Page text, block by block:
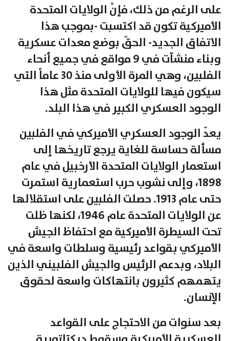
على الرغم من ذلك، فإنَّ الولايات المتحدة
الأميركية تكون قد اكتسبت -بموجب هذا
الاتفاق الجديد- الحقّ بوضع معدات عسكرية
وبناء منشآت في 9 مواقع في جميع أنحاء
الفلبين، وهي المرة الأولى منذ 30 عاماً التي
سيكون فيها للولايات المتحدة مثل هذا
الوجود العسكري الكبير في هذا البلد.
يعدّ الوجود العسكري الأميركي في الفلبين
مسألة حساسة للغاية يرجع تاريخها إلى
استعمار الولايات المتحدة الأرخبيل في عام
1898، وإلى نشوب حرب استعمارية استمرت
حتى عام 1913. حصلت الفلبين على استقلالها
عن الولايات المتحدة عام 1946، لكنها ظلت
تحت السيطرة الأميركية مع احتفاظ الجيش
الأميركي بقواعد رئيسية وسلطات واسعة في
البلاد، وبدعم الرئيس والجيش الفلبيني الذين
يتهمهم كثيرون بانتهاكات واسعة لحقوق
الإنسان.
بعد سنوات من الاحتجاج على القواعد